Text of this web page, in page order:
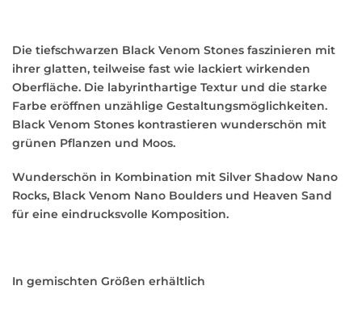
Die tiefschwarzen Black Venom Stones faszinieren mit
ihrer glatten, teilweise fast wie lackiert wirkenden
Oberfläche. Die labyrinthartige Textur und die starke
Farbe eröffnen unzählige Gestaltungsmöglichkeiten.
Black Venom Stones kontrastieren wunderschön mit
grünen Pflanzen und Moos.
Wunderschön in Kombination mit Silver Shadow Nano
Rocks, Black Venom Nano Boulders und Heaven Sand
für eine eindrucksvolle Komposition.
In gemischten Größen erhältlich